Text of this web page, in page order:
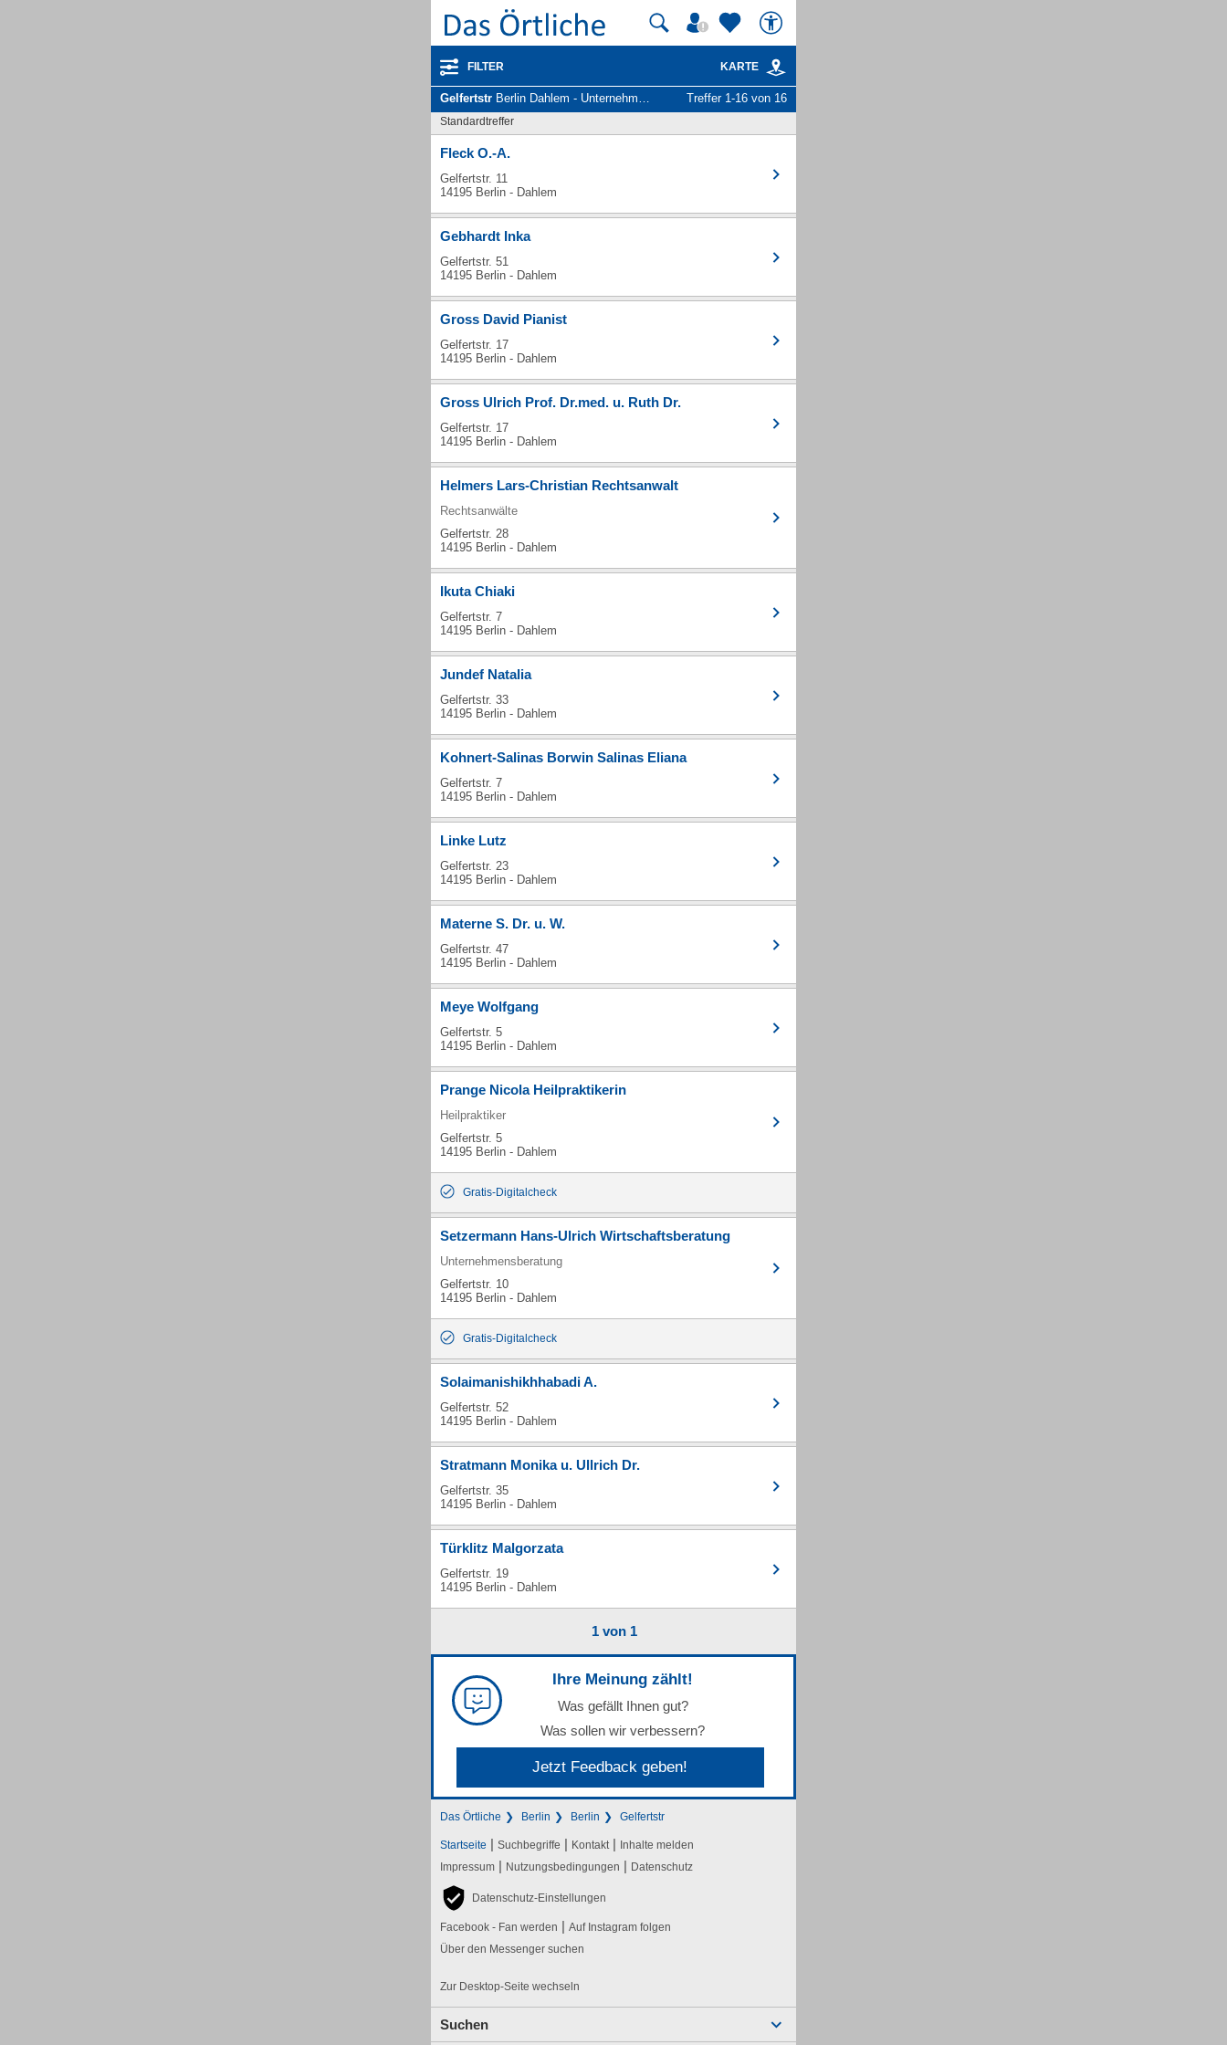
FILTER KARTE
Gelfertstr Berlin Dahlem - Unternehmen und Personen Treffer 1-16 von 16
Standardtreffer
Fleck O.-A.
Gelfertstr. 11
14195 Berlin - Dahlem
Gebhardt Inka
Gelfertstr. 51
14195 Berlin - Dahlem
Gross David Pianist
Gelfertstr. 17
14195 Berlin - Dahlem
Gross Ulrich Prof. Dr.med. u. Ruth Dr.
Gelfertstr. 17
14195 Berlin - Dahlem
Helmers Lars-Christian Rechtsanwalt
Rechtsanwälte
Gelfertstr. 28
14195 Berlin - Dahlem
Ikuta Chiaki
Gelfertstr. 7
14195 Berlin - Dahlem
Jundef Natalia
Gelfertstr. 33
14195 Berlin - Dahlem
Kohnert-Salinas Borwin Salinas Eliana
Gelfertstr. 7
14195 Berlin - Dahlem
Linke Lutz
Gelfertstr. 23
14195 Berlin - Dahlem
Materne S. Dr. u. W.
Gelfertstr. 47
14195 Berlin - Dahlem
Meye Wolfgang
Gelfertstr. 5
14195 Berlin - Dahlem
Prange Nicola Heilpraktikerin
Heilpraktiker
Gelfertstr. 5
14195 Berlin - Dahlem
Gratis-Digitalcheck
Setzermann Hans-Ulrich Wirtschaftsberatung
Unternehmensberatung
Gelfertstr. 10
14195 Berlin - Dahlem
Gratis-Digitalcheck
Solaimanishikhhabadi A.
Gelfertstr. 52
14195 Berlin - Dahlem
Stratmann Monika u. Ullrich Dr.
Gelfertstr. 35
14195 Berlin - Dahlem
Türklitz Malgorzata
Gelfertstr. 19
14195 Berlin - Dahlem
1 von 1
Ihre Meinung zählt!
Was gefällt Ihnen gut?
Was sollen wir verbessern?
Jetzt Feedback geben!
Das Örtliche Berlin Berlin Gelfertstr
Startseite | Suchbegriffe | Kontakt | Inhalte melden
Impressum | Nutzungsbedingungen | Datenschutz
Datenschutz-Einstellungen
Facebook - Fan werden | Auf Instagram folgen
Über den Messenger suchen
Zur Desktop-Seite wechseln
Suchen